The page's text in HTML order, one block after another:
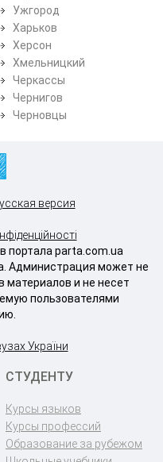
Ужгород
Харьков
Херсон
Хмельницкий
Черкассы
Чернигов
Черновцы
версия
портала parta.com.ua
Администрация может не
материалов и не несет
пользователями
України
СТУДЕНТУ
Курсы языков
Курсы профессий
Образование за рубежом